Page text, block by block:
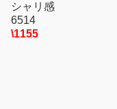
シャリ感
6514
\1155